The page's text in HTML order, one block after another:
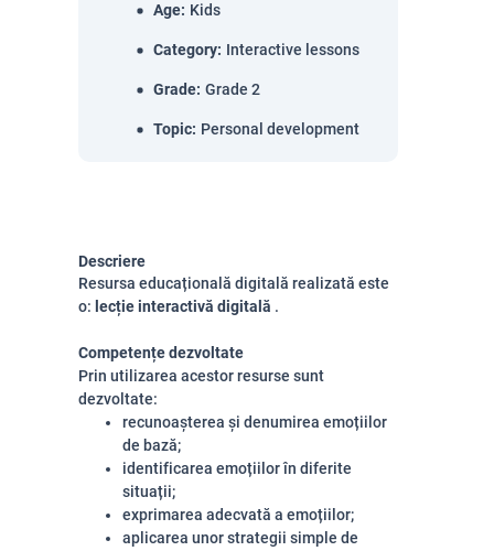
Age: Kids
Category: Interactive lessons
Grade: Grade 2
Topic: Personal development
Descriere
Resursa educațională digitală realizată este
o: lecție interactivă digitală .
Competențe dezvoltate
Prin utilizarea acestor resurse sunt
dezvoltate:
recunoașterea și denumirea emoțiilor
de bază;
identificarea emoțiilor în diferite
situații;
exprimarea adecvată a emoțiilor;
aplicarea unor strategii simple de